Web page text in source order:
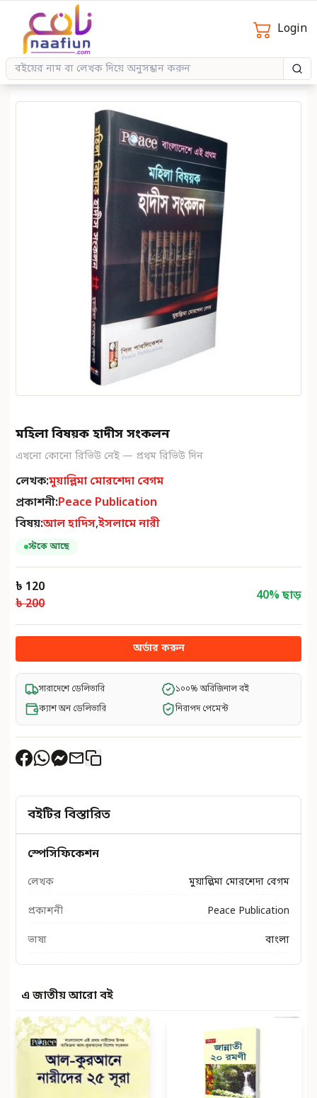
Login
মহিলা বিষয়ক হাদীস সংকলন
এখনো কোনো রিভিউ নেই — প্রথম রিভিউ দিন
লেখক:মুয়াল্লিমা মোরশেদা বেগম
প্রকাশনী:Peace Publication
বিষয়:আল হাদিস,ইসলামে নারী
স্টকে আছে
৳ 120
৳ 200
40% ছাড়
অর্ডার করুন
সারাদেশে ডেলিভারি
১০০% অরিজিনাল বই
ক্যাশ অন ডেলিভারি
নিরাপদ পেমেন্ট
বইটির বিস্তারিত
স্পেসিফিকেশন
লেখক মুয়াল্লিমা মোরশেদা বেগম
প্রকাশনী Peace Publication
ভাষা বাংলা
এ জাতীয় আরো বই